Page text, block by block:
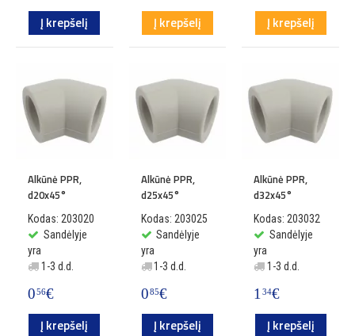
Į krepšelį Į krepšelį Į krepšelį
Alkūnė PPR,
d20x45°
Kodas: 203020
Sandėlyje
yra
1-3 d.d.
056€
Į krepšelį
Alkūnė PPR,
d25x45°
Kodas: 203025
Sandėlyje
yra
1-3 d.d.
085€
Į krepšelį
Alkūnė PPR,
d32x45°
Kodas: 203032
Sandėlyje
yra
1-3 d.d.
134€
Į krepšelį